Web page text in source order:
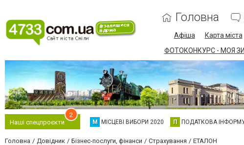
Головна
Афіша Карта міста
ФОТОКОНКУРС - МОЯ
Наші спецпроєкти
2
М МІСЦЕВІ ВИБОРИ 2020 П ПОДАТКОВА
Головна Довідник Бізнес-послуги, фінанси Страхування ЕТАЛОН